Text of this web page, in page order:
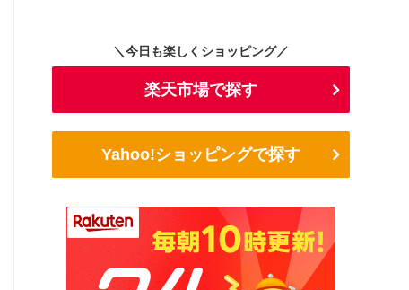
＼今日も楽しくショッピング／
楽天市場で探す
Yahoo!ショッピングで探す